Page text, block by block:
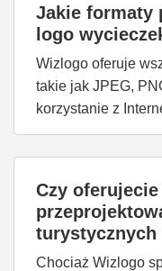
Jakie formaty
logo
Wizlogo oferuje
takie jak JPEG,
korzystanie z
Czy oferujecie
turystycznych
Chociaż Wizlogo